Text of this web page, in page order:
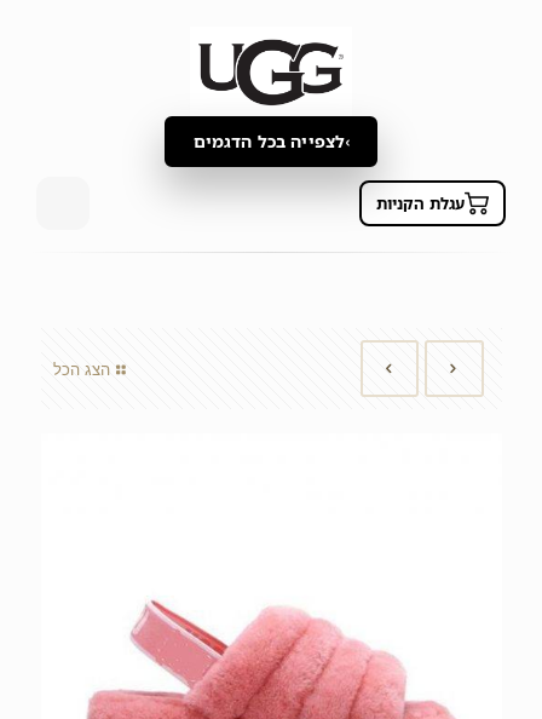
לצפייה בכל הדגמים
עגלת הקניות
הצג הכל